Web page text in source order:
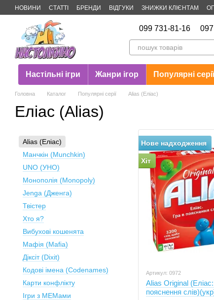
Перейти до основного контенту
НОВИНИ СТАТТІ БРЕНДИ ВІДГУКИ ЗНИЖКИ КЛІЄНТАМ
099 731-81-16
Настільні ігри Жанри ігор Популярні
Головна Каталог Популярні серії Alias (Еліас)
Еліас (Alias)
Нове надходження
Хіт
Артикул: 0972
Alias Original
пояснення
Alias (Еліас)
Манчкін (Munchkin)
UNO (УНО)
Монополія (Monopoly)
Jenga (Дженга)
Твістер
Хто я?
Вибухові кошенята
Мафія (Mafia)
Діксіт (Dixit)
Кодові імена (Codenames)
Карти конфлікту
Ігри з МЕМами